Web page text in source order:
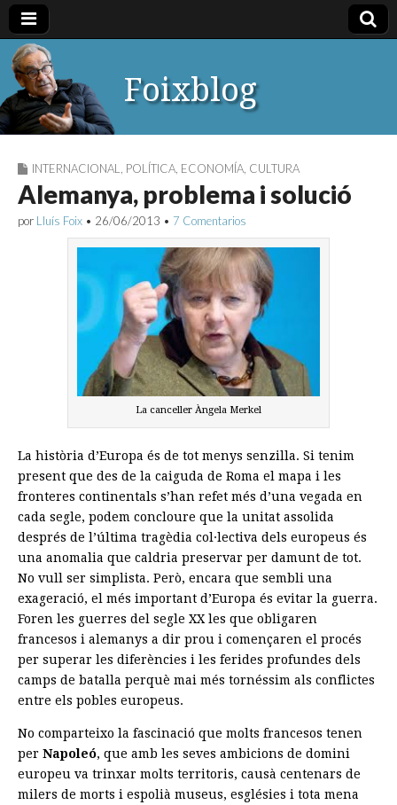
Foixblog
INTERNACIONAL POLÍTICA ECONOMÍA CULTURA
Alemanya, problema i solució
por Lluís Foix • 26/06/2013 • 7 Comentarios
La canceller Àngela Merkel
La història d’Europa és de tot menys senzilla. Si tenim
present que des de la caiguda de Roma el mapa i les
fronteres continentals s’han refet més d’una vegada en
cada segle, podem concloure que la unitat assolida
després de l’última tragèdia col·lectiva dels europeus és
una anomalia que caldria preservar per damunt de tot.
No vull ser simplista. Però, encara que sembli una
exageració, el més important d’Europa és evitar la guerra.
Foren les guerres del segle XX les que obligaren
francesos i alemanys a dir prou i començaren el procés
per superar les diferències i les ferides profundes dels
camps de batalla perquè mai més tornéssim als conflictes
entre els pobles europeus.
No comparteixo la fascinació que molts francesos tenen
per Napoleó, que amb les seves ambicions de domini
europeu va trinxar molts territoris, causà centenars de
milers de morts i espolià museus, esglésies i tota mena